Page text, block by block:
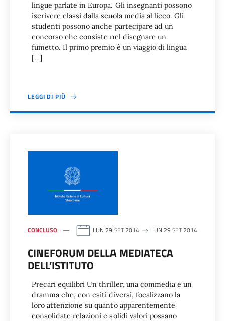
lingue parlate in Europa. Gli insegnanti possono
iscrivere classi dalla scuola media al liceo. Gli
studenti possono anche partecipare ad un
concorso che consiste nel disegnare un
fumetto. Il primo premio è un viaggio di lingua
[…]
LEGGI DI PIÙ
CONCLUSO LUN 29 SET 2014 LUN 29 SET 2014
CINEFORUM DELLA MEDIATECA
DELL’ISTITUTO
Precari equilibri Un thriller, una commedia e un
dramma che, con esiti diversi, focalizzano la
loro attenzione su quanto apparentemente
consolidate relazioni e solidi valori possano